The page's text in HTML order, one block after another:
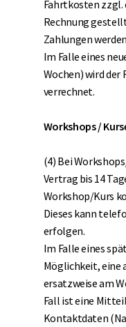
Fahrtkosten zzgl.
Rechnung
Zahlungen
Im Falle eines
Wochen) wird
verrechnet.
Workshops /
(4) Bei
Vertrag bis 14
Workshop/Kurs
Dieses kann
erfolgen.
Im Falle eines
Möglichkeit, eine
ersatzweise am
Fall ist eine
Kontaktdaten